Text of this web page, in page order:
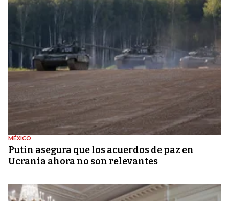
MÉXICO
Putin asegura que los acuerdos de paz en
Ucrania ahora no son relevantes